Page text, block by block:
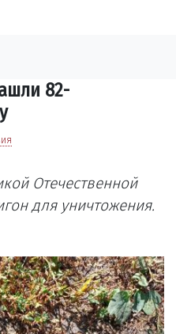
82-
Отечественной
для уничтожения.